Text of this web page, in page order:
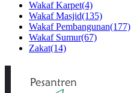
Wakaf Karpet(4)
Wakaf Masjid(135)
Wakaf Pembangunan(177)
Wakaf Sumur(67)
Zakat(14)